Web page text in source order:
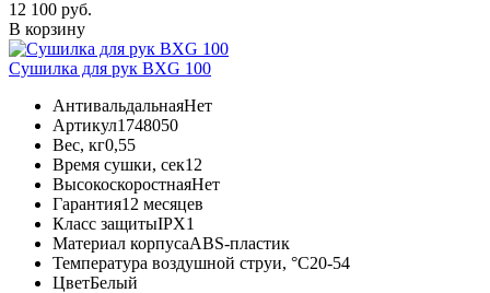
12 100 руб.
В корзину
Сушилка для рук BXG 100
АнтивальдальнаяНет
Артикул1748050
Вес, кг0,55
Время сушки, сек12
ВысокоскоростнаяНет
Гарантия12 месяцев
Класс защитыIPX1
Материал корпусаABS-пластик
Температура воздушной струи, °С20-54
ЦветБелый